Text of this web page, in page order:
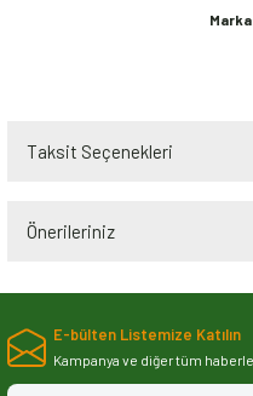
Taksit Seçenekleri
Önerileriniz
Bu ürünün fiyat bilgisi, resim, ürün
iletebilirsiniz.
Görüş ve önerileriniz için teşekkür
E-bülten Listemize Katılın
Kampanya ve diğer tüm